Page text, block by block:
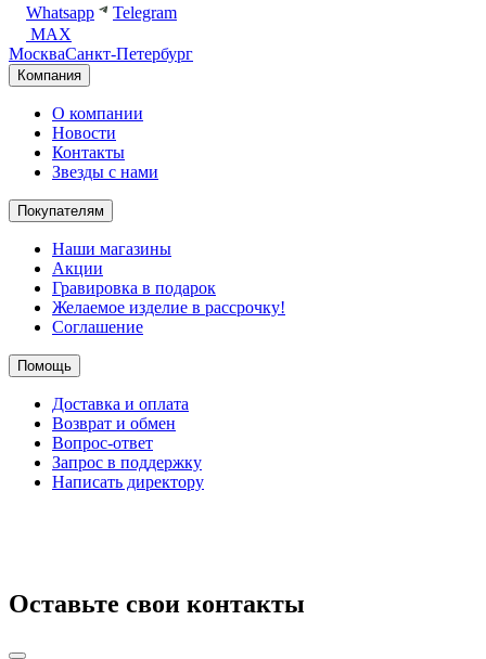
Whatsapp
Telegram
MAX
МоскваСанкт-Петербург
Компания
О компании
Новости
Контакты
Звезды с нами
Покупателям
Наши магазины
Акции
Гравировка в подарок
Желаемое изделие в рассрочку!
Соглашение
Помощь
Доставка и оплата
Возврат и обмен
Вопрос-ответ
Запрос в поддержку
Написать директору
Оставьте свои контакты